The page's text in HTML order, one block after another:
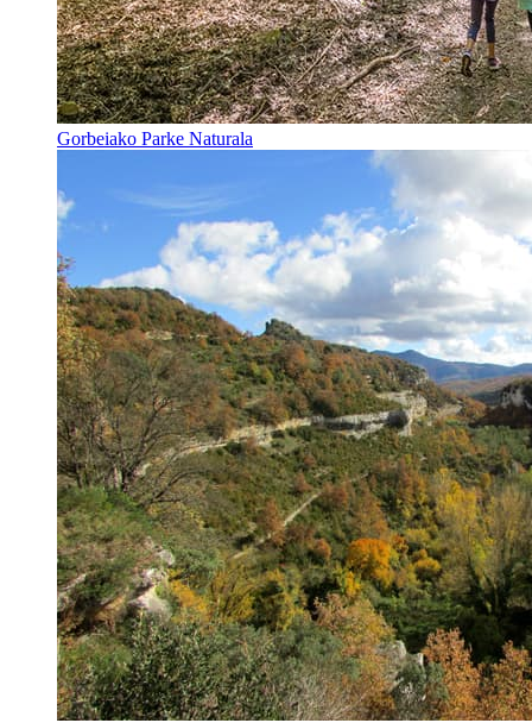
Gorbeiako Parke Naturala